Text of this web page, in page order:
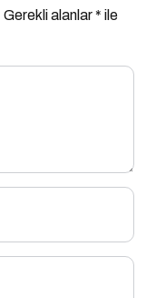
Gerekli alanlar* ile